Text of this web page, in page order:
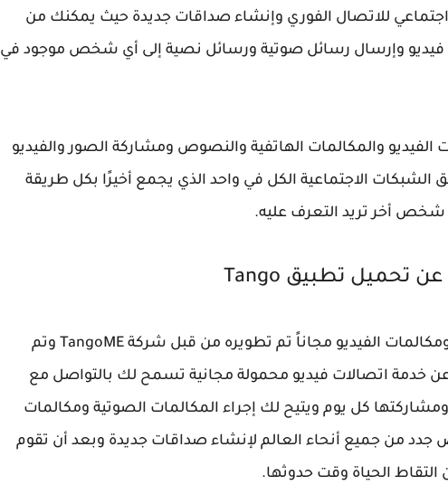
للاتصال الفوري وإنشاء صداقات جديدة حيث يمكنك من
فيديو وإرسال رسائل صوتية ورسائل نصية إلى أي شخص موجود في
الفيديو والمكالمات الهاتفية والنصوص ومشاركة الصور والفيديو
الشبكات الاجتماعية الكل في واحد الذي يجمع أخيرًا بكل طريقة
شخص أخر تريد التعرف عليه.
عن تحميل تطبيق Tango
الفيديو مجاناً تم تطويره من قبل شركة TangoME وتم
في عام 2009 وهو عبارة عن خدمة اتصالات فيديو محمولة مجانية تسمح لك بالتواصل مع
ومشاركتها كل يوم ويتيح لك إجراء المكالمات الصوتية ومكالمات
من جميع أنحاء العالم لإنشاء صداقات جديدة وبعد أن تقوم
التقاط الحياة وقت حدوثها.